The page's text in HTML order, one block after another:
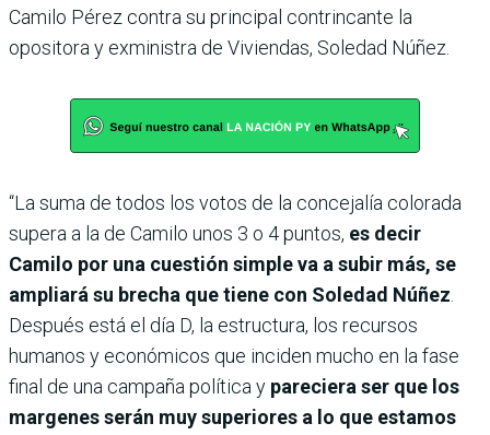
Camilo Pérez contra su principal contrincante la
opositora y exministra de Viviendas, Soledad Núñez.
“La suma de todos los votos de la concejalía colorada
supera a la de Camilo unos 3 o 4 puntos, es decir
Camilo por una cuestión simple va a subir más, se
ampliará su brecha que tiene con Soledad Núñez
Después está el día D, la estructura, los recursos
humanos y económicos que inciden mucho en la fase
final de una campaña política y pareciera ser que los
margenes serán muy superiores a lo que estamos